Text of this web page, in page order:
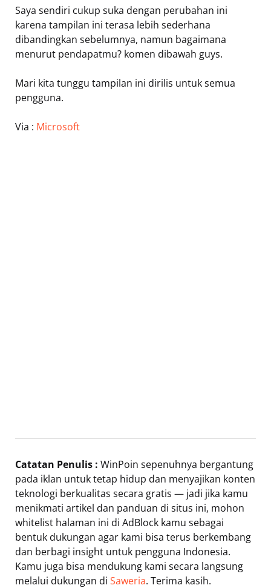
Saya sendiri cukup suka dengan perubahan ini
karena tampilan ini terasa lebih sederhana
dibandingkan sebelumnya, namun bagaimana
menurut pendapatmu? komen dibawah guys.
Mari kita tunggu tampilan ini dirilis untuk semua
pengguna.
Via : Microsoft
Catatan Penulis : WinPoin sepenuhnya bergantung
pada iklan untuk tetap hidup dan menyajikan konten
teknologi berkualitas secara gratis — jadi jika kamu
menikmati artikel dan panduan di situs ini, mohon
whitelist halaman ini di AdBlock kamu sebagai
bentuk dukungan agar kami bisa terus berkembang
dan berbagi insight untuk pengguna Indonesia.
Kamu juga bisa mendukung kami secara langsung
melalui dukungan di Saweria. Terima kasih.